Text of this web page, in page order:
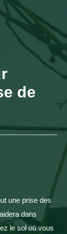
de
une prise des
dans
le sol où vous